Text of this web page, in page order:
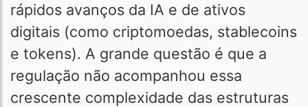
rápidos avanços da IA e de ativos
digitais (como criptomoedas, stablecoins
e tokens). A grande questão é que a
regulação não acompanhou essa
crescente complexidade das estruturas